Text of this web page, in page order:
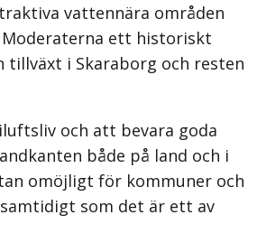
vattennära områden
Moderaterna ett historiskt
i Skaraborg och resten
och att bevara goda
både på land och i
omöjligt för kommuner och
som det är ett av